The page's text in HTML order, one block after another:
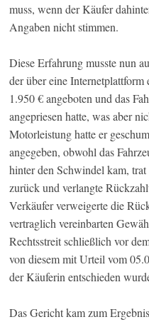
muss, wenn der Käufer
Angaben nicht stimmen.
Diese Erfahrung musste nun
der über eine
1.950 € angeboten und das
angepriesen hatte, was aber
Motorleistung hatte er
angegeben, obwohl das
hinter den Schwindel kam,
zurück und verlangte
Verkäufer verweigerte die
vertraglich vereinbarten
Rechtsstreit schließlich vor
von diesem mit Urteil vom
der Käuferin entschieden
Das Gericht kam zum